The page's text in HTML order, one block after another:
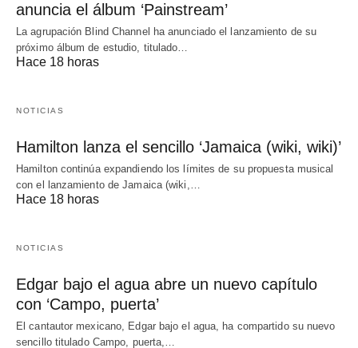
anuncia el álbum ‘Painstream’
La agrupación Blind Channel ha anunciado el lanzamiento de su
próximo álbum de estudio, titulado…
Hace 18 horas
NOTICIAS
Hamilton lanza el sencillo ‘Jamaica (wiki, wiki)’
Hamilton continúa expandiendo los límites de su propuesta musical
con el lanzamiento de Jamaica (wiki,…
Hace 18 horas
NOTICIAS
Edgar bajo el agua abre un nuevo capítulo
con ‘Campo, puerta’
El cantautor mexicano, Edgar bajo el agua, ha compartido su nuevo
sencillo titulado Campo, puerta,…